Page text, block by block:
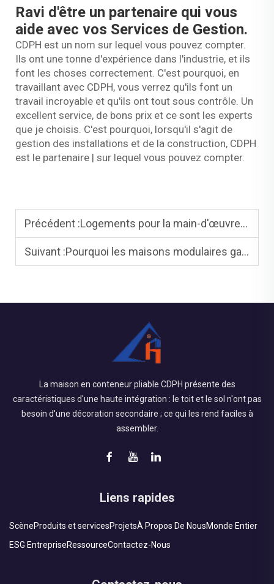
Ravi d'être un partenaire qui vous
aide avec vos Services de Gestion.
CDPH est un nom sur lequel vous pouvez compter.
Ils ont une tonne d'expérience dans l'industrie, et ils
font les choses correctement. C'est pourquoi, en
travaillant avec CDPH, vous verrez qu'ils font un
travail incroyable et qu'ils ont tout sous contrôle. Un
excellent service, de bons prix et ce sont les experts
que je choisis. C'est pourquoi, lorsqu'il s'agit de
gestion des installations et de la construction, CDPH
est le partenaire | sur lequel vous pouvez compter.
Précédent :Logements pour la main-d'œuvre et camps - Camps, logements pour le personnel et autres bâtiments modulaires temporaires ou permanents
Suivant :Pourquoi les maisons modulaires gagnent en popularité dans les zones urbaines
La maison en conteneur pliable CDPH présente des
caractéristiques d'une haute intégration : le toit et le sol n'ont pas
besoin d'une décoration secondaire ; ce qui les rend faciles à
assembler.
Liens rapides
ScèneProduits et servicesProjetsÀ Propos De NousMonde Entier
ESG EntrepriseRessourceContactez-Nous